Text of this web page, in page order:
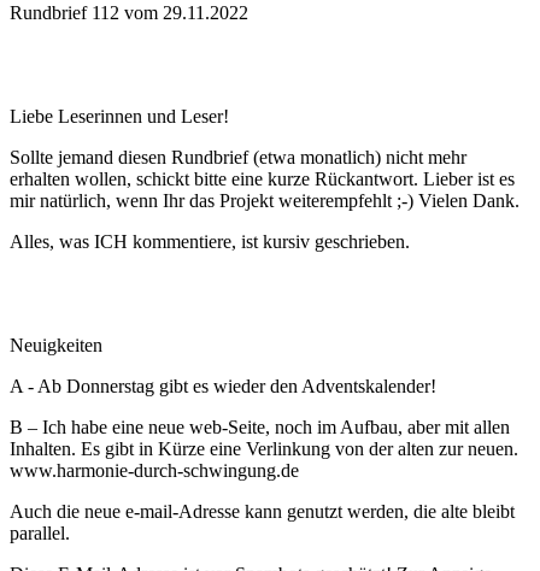
Rundbrief 112 vom 29.11.2022
Liebe Leserinnen und Leser!
Sollte jemand diesen Rundbrief (etwa monatlich) nicht mehr
erhalten wollen, schickt bitte eine kurze Rückantwort. Lieber ist es
mir natürlich, wenn Ihr das Projekt weiterempfehlt ;-) Vielen Dank.
Alles, was ICH kommentiere, ist kursiv geschrieben.
Neuigkeiten
A - Ab Donnerstag gibt es wieder den Adventskalender!
B – Ich habe eine neue web-Seite, noch im Aufbau, aber mit allen
Inhalten. Es gibt in Kürze eine Verlinkung von der alten zur neuen.
www.harmonie-durch-schwingung.de
Auch die neue e-mail-Adresse kann genutzt werden, die alte bleibt
parallel.